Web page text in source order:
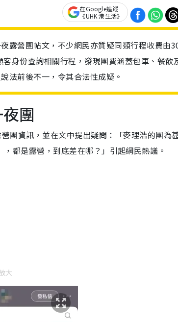
在Google追蹤
《UHK 港生活》
露營團帖文，不少網民亦質疑同類行程收費由
身份查詢相關行程，發現團費涵蓋包車、餐飲
法前後不一，令其合法性成疑。
團
團資訊，並在文中提出疑問：「麥理浩的團為
都是露營，到底差在哪？」引起網民熱議。
大